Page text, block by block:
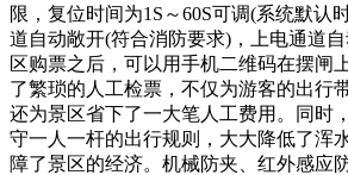
限，复位时间为1S～60S可调(系统默认
道自动敞开(符合消防要求)，上电通道
区购票之后，可以用手机二维码在摆闸
了繁琐的人工检票，不仅为游客的出行
还为景区省下了一大笔人工费用。同时
守一人一杆的出行规则，大大降低了浑
障了景区的经济。机械防夹、红外感应